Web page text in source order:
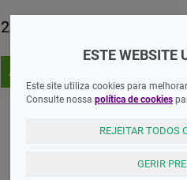
22,70 EUR
ADICIONAR
ESTE WEBSITE
Este site utiliza cookies para
Consulte nossa política de cookies
REJEITAR TODOS
GERIR